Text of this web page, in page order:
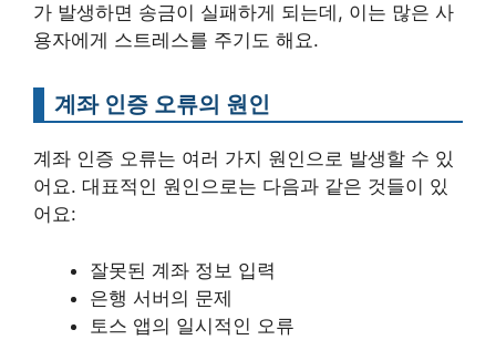
가 발생하면 송금이 실패하게 되는데, 이는 많은 사
용자에게 스트레스를 주기도 해요.
계좌 인증 오류의 원인
계좌 인증 오류는 여러 가지 원인으로 발생할 수 있
어요. 대표적인 원인으로는 다음과 같은 것들이 있
어요:
잘못된 계좌 정보 입력
은행 서버의 문제
토스 앱의 일시적인 오류